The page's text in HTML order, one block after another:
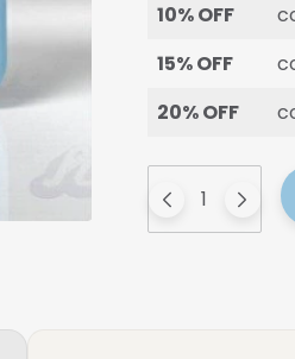
10% OFF
15% OFF
20% OFF